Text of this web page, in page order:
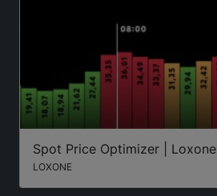
Spot Price Optimizer | Loxone
LOXONE